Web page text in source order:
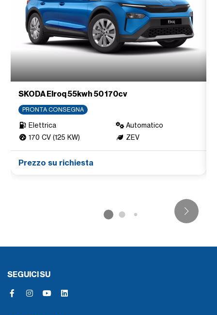
SKODA Elroq 55kwh 50 170cv
PRONTA CONSEGNA
Elettrica
Automatico
170 CV (125 KW)
ZEV
Prezzo su richiesta
SEGUICI SU